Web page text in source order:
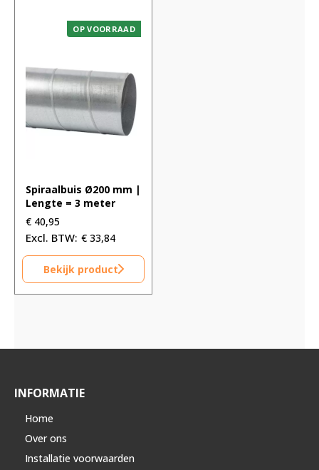
OP VOORRAAD
Spiraalbuis Ø200 mm |
Lengte = 3 meter
€ 40,95
€ 33,84
Bekijk product
INFORMATIE
Home
Over ons
Installatie voorwaarden